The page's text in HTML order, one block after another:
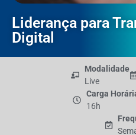
Liderança para
Digital
Modalidade
Live
Carga
16h